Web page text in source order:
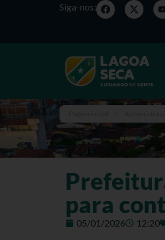
Siga-nos:
para
05/01/2026 12:20